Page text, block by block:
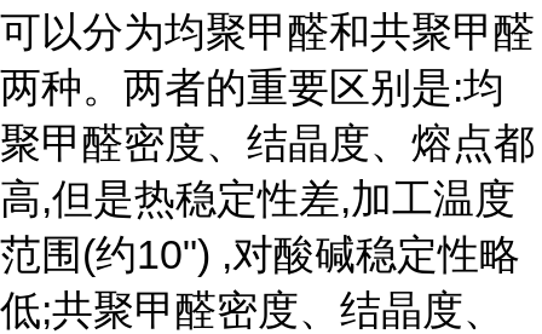
可以分为均聚甲醛和共聚甲醛
两种。两者的重要区别是:均
聚甲醛密度、结晶度、熔点都
高,但是热稳定性差,加工温度
范围(约10") ,对酸碱稳定性略
低;共聚甲醛密度、结晶度、